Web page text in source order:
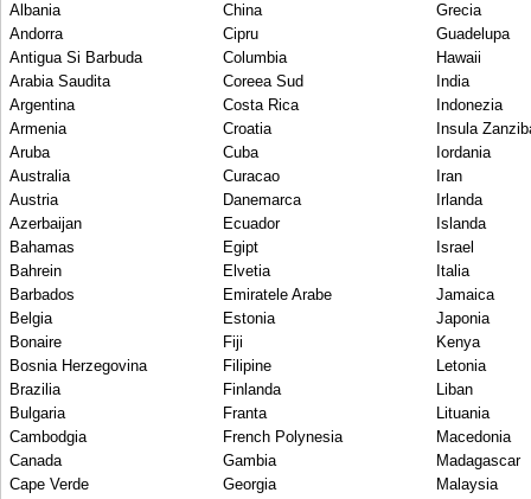
Albania
Andorra
Antigua Si Barbuda
Arabia Saudita
Argentina
Armenia
Aruba
Australia
Austria
Azerbaijan
Bahamas
Bahrein
Barbados
Belgia
Bonaire
Bosnia Herzegovina
Brazilia
Bulgaria
Cambodgia
Canada
Cape Verde
China
Cipru
Columbia
Coreea Sud
Costa Rica
Croatia
Cuba
Curacao
Danemarca
Ecuador
Egipt
Elvetia
Emiratele Arabe
Estonia
Fiji
Filipine
Finlanda
Franta
French Polynesia
Gambia
Georgia
Grecia
Guadelupa
Hawaii
India
Indonezia
Insula
Iordania
Iran
Irlanda
Islanda
Israel
Italia
Jamaica
Japonia
Kenya
Letonia
Liban
Lituania
Macedonia
Madagascar
Malaysia